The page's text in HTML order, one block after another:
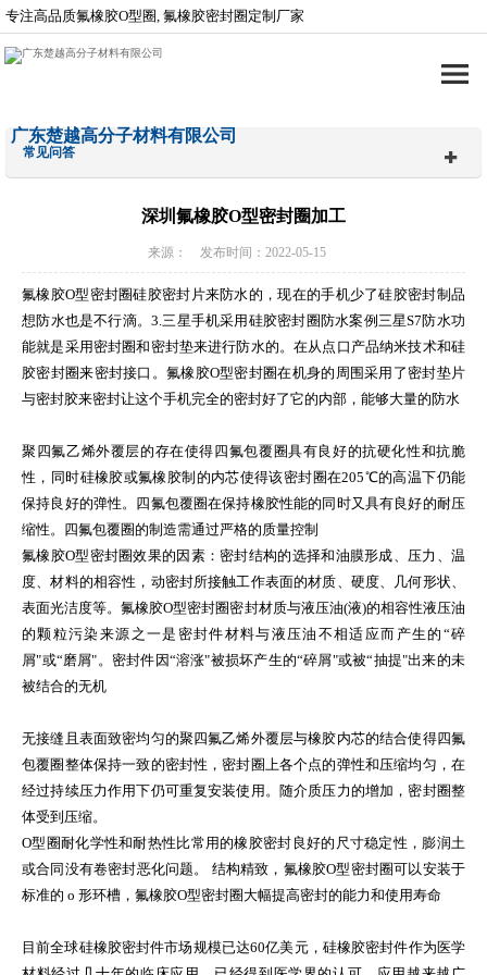
专注高品质氟橡胶O型圈, 氟橡胶密封圈定制厂家
广东楚越高分子材料有限公司
常见问答
深圳氟橡胶O型密封圈加工
来源： 发布时间：2022-05-15
氟橡胶O型密封圈硅胶密封片来防水的，现在的手机少了硅胶密封制品
想防水也是不行滴。3.三星手机采用硅胶密封圈防水案例三星S7防水功
能就是采用密封圈和密封垫来进行防水的。在从点口产品纳米技术和硅
胶密封圈来密封接口。氟橡胶O型密封圈在机身的周围采用了密封垫片
与密封胶来密封让这个手机完全的密封好了它的内部，能够大量的防水
聚四氟乙烯外覆层的存在使得四氟包覆圈具有良好的抗硬化性和抗脆
性，同时硅橡胶或氟橡胶制的内芯使得该密封圈在205℃的高温下仍能
保持良好的弹性。四氟包覆圈在保持橡胶性能的同时又具有良好的耐压
缩性。四氟包覆圈的制造需通过严格的质量控制
氟橡胶O型密封圈效果的因素：密封结构的选择和油膜形成、压力、温
度、材料的相容性，动密封所接触工作表面的材质、硬度、几何形状、
表面光洁度等。氟橡胶O型密封圈密封材质与液压油(液)的相容性液压油
的颗粒污染来源之一是密封件材料与液压油不相适应而产生的“碎
屑"或“磨屑"。密封件因“溶涨"被损坏产生的“碎屑"或被“抽提"出来的未
被结合的无机
无接缝且表面致密均匀的聚四氟乙烯外覆层与橡胶内芯的结合使得四氟
包覆圈整体保持一致的密封性，密封圈上各个点的弹性和压缩均匀，在
经过持续压力作用下仍可重复安装使用。随介质压力的增加，密封圈整
体受到压缩。
O型圈耐化学性和耐热性比常用的橡胶密封良好的尺寸稳定性，膨润土
或合同没有卷密封恶化问题。 结构精致，氟橡胶O型密封圈可以安装于
标准的 o 形环槽，氟橡胶O型密封圈大幅提高密封的能力和使用寿命
目前全球硅橡胶密封件市场规模已达60亿美元，硅橡胶密封件作为医学